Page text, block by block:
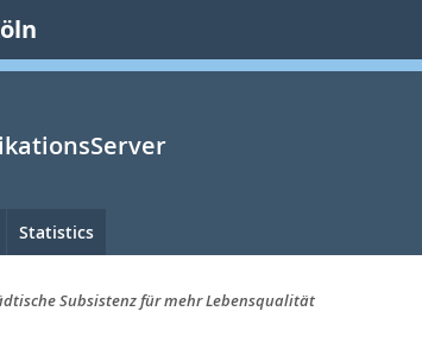
Statistics
Subsistenz für mehr Lebensqualität